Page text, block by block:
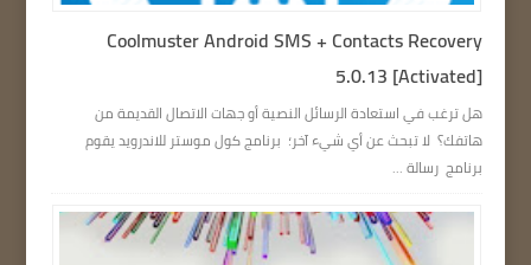
Coolmuster Android SMS + Contacts Recovery
5.0.13 [Activated]
هل ترغب في استعادة الرسائل النصية أو جهات الاتصال القديمة من
هاتفك؟ لا تبحث عن أي شيء آخر؛ برنامج كول موستر للاندرويد يقوم
برنامج رسالة ...